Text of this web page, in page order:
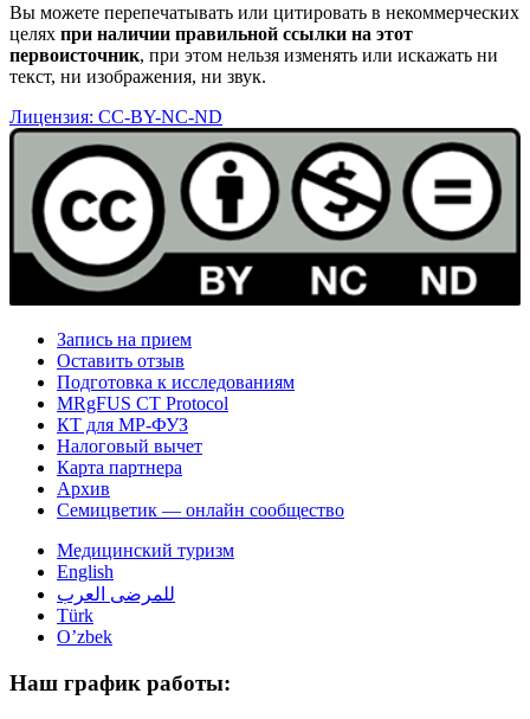
Вы можете перепечатывать или цитировать в некоммерческих
целях при наличии правильной ссылки на этот
первоисточник, при этом нельзя изменять или искажать ни
текст, ни изображения, ни звук.
Лицензия: CC-BY-NC-ND
Запись на прием
Оставить отзыв
Подготовка к исследованиям
MRgFUS CT Protocol
КТ для МР-ФУЗ
Налоговый вычет
Карта партнера
Архив
Семицветик — онлайн сообщество
Медицинский туризм
English
للمرضى العرب
Türk
O’zbek
Наш график работы: